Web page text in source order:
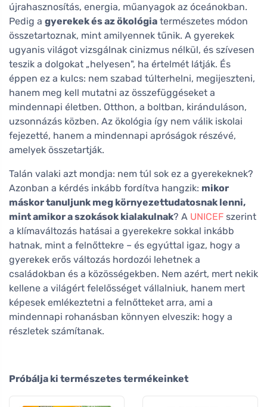
újrahasznosítás, energia, műanyagok az óceánokban.
Pedig a gyerekek és az ökológia természetes módon
összetartoznak, mint amilyennek tűnik. A gyerekek
ugyanis világot vizsgálnak cinizmus nélkül, és szívesen
teszik a dolgokat „helyesen", ha értelmét látják. És
éppen ez a kulcs: nem szabad túlterhelni, megijeszteni,
hanem meg kell mutatni az összefüggéseket a
mindennapi életben. Otthon, a boltban, kiránduláson,
uzsonnázás közben. Az ökológia így nem válik iskolai
fejezetté, hanem a mindennapi apróságok részévé,
amelyek összetartják.
Talán valaki azt mondja: nem túl sok ez a gyerekeknek?
Azonban a kérdés inkább fordítva hangzik: mikor
máskor tanuljunk meg környezettudatosnak lenni,
mint amikor a szokások kialakulnak? A UNICEF szerint
a klímaváltozás hatásai a gyerekekre sokkal inkább
hatnak, mint a felnőttekre – és egyúttal igaz, hogy a
gyerekek erős változás hordozói lehetnek a
családokban és a közösségekben. Nem azért, mert nekik
kellene a világért felelősséget vállalniuk, hanem mert
képesek emlékeztetni a felnőtteket arra, ami a
mindennapi rohanásban könnyen elveszik: hogy a
részletek számítanak.
Próbálja ki természetes termékeinket